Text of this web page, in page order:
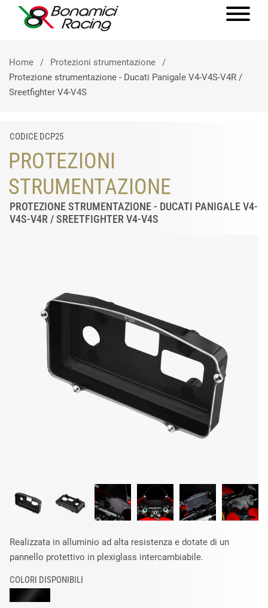
Home
Protezioni strumentazione
Protezione strumentazione - Ducati Panigale V4-V4S-V4R /
Sreetfighter V4-V4S
CODICE DCP25
PROTEZIONI
STRUMENTAZIONE
PROTEZIONE STRUMENTAZIONE - DUCATI PANIGALE V4-
V4S-V4R / SREETFIGHTER V4-V4S
Realizzata in alluminio ad alta resistenza e dotate di un
pannello protettivo in plexiglass intercambiabile.
COLORI DISPONIBILI